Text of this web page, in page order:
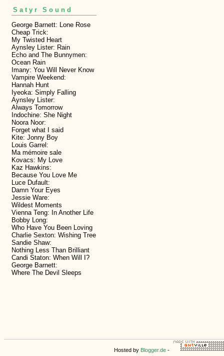
Satyr Sound
George Barnett: Lone Rose
Cheap Trick:
My Twisted Heart
Aynsley Lister: Rain
Echo and The Bunnymen:
Ocean Rain
Imany: You Will Never Know
Vampire Weekend:
Hannah Hunt
Iyeoka: Simply Falling
Aynsley Lister:
Always Tomorrow
Indochine: She Night
Noora Noor:
Forget what I said
Kite: Jonny Boy
Louis Garrel:
Ma mémoire sale
Kovacs: My Love
Kaz Hawkins:
Because You Love Me
Luce Dufault:
Damn Your Eyes
Jessie Ware:
Wildest Moments
Vienna Teng: In Another Life
Bobby Long:
Who Have You Been Loving
Charlie Sexton: Wishing Tree
Sandie Shaw:
Nothing Less Than Brilliant
Candi Staton: When Will I?
George Barnett:
Where The Devil Sleeps
Hosted by Blogger.de-